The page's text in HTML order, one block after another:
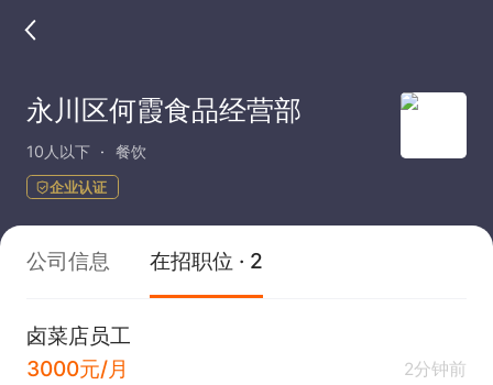
永川区何霞食品经营部
10人以下 餐饮
企业认证
公司信息 在招职位 · 2
卤菜店员工
3000元/月
2分钟前